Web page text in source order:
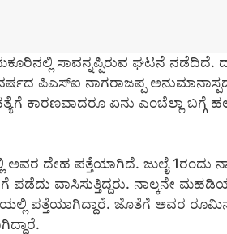
ಸಾವನ್ನಪ್ಪಿರುವ ಘಟನೆ ನಡೆದಿದೆ.
ಪಿಎಸ್ಐ ನಾಗರಾಜಪ್ಪ
ಕಾರಣವಾದರೂ ಏನು ಎಂಬೆಲ್ಲಾ ಬಗ್ಗೆ
ದೇಹ ಪತ್ತೆಯಾಗಿದೆ. ಜುಲೈ 1ರಂದು
ಪಡೆದು ವಾಸಿಸುತ್ತಿದ್ದರು. ನಾಲ್ಕನೇ
ಪತ್ತೆಯಾಗಿದ್ದಾರೆ. ಜೊತೆಗೆ ಅವರ